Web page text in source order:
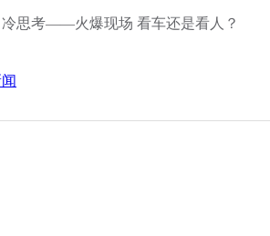
思考——火爆现场 看车还是看人？